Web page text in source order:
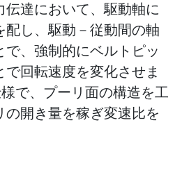
伝達において、駆動軸に
配し、駆動－従動間の軸
で、強制的にベルトピッ
回転速度を変化させま
で、プーリ面の構造を工
の開き量を稼ぎ変速比を